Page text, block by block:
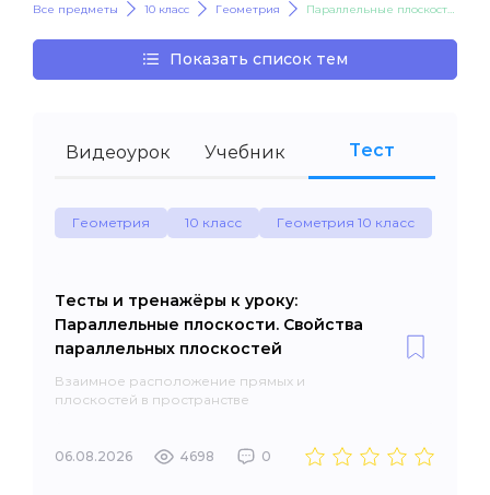
Все предметы 10 класс Геометрия Параллельные плоскости. Свойства параллельных плоскостей
Показать список тем
Видеоурок Учебник Тест
Геометрия 10 класс Геометрия 10 класс
Тесты и тренажёры к уроку:
Параллельные плоскости. Свойства
параллельных плоскостей
Взаимное расположение прямых и
плоскостей в пространстве
06.08.2026 4698 0